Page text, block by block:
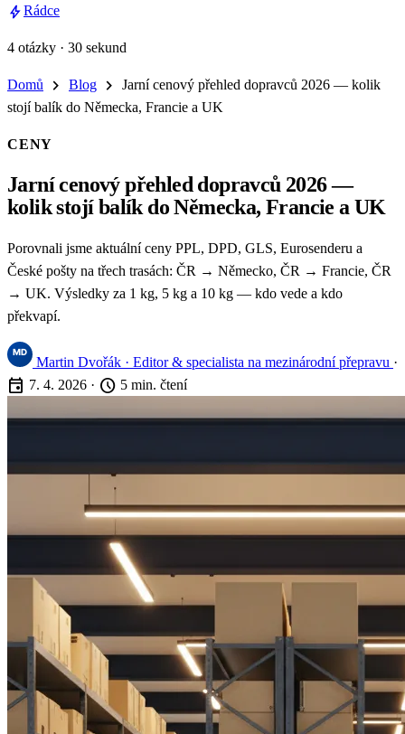
boltRádce
4 otázky · 30 sekund
Domů chevron_right Blog chevron_right
Jarní cenový přehled dopravců 2026 — kolik
stojí balík do Německa, Francie a UK
CENY
Jarní cenový přehled dopravců 2026 —
kolik stojí balík do Německa, Francie a UK
Porovnali jsme aktuální ceny PPL, DPD, GLS, Eurosenderu a
České pošty na třech trasách: ČR → Německo, ČR → Francie, ČR
→ UK. Výsledky za 1 kg, 5 kg a 10 kg — kdo vede a kdo
překvapí.
Martin Dvořák · Editor & specialista na mezinárodní přepravu ·
event 7. 4. 2026 · schedule 5 min. čtení